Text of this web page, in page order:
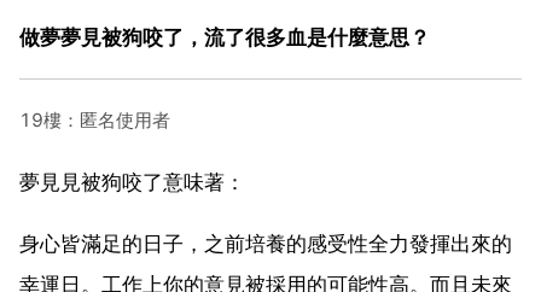
做夢夢見被狗咬了，流了很多血是什麼意思？
19樓：匿名使用者
夢見見被狗咬了意味著：
身心皆滿足的日子，之前培養的感受性全力發揮出來的
幸運日。工作上你的意見被採用的可能性高。而且未來